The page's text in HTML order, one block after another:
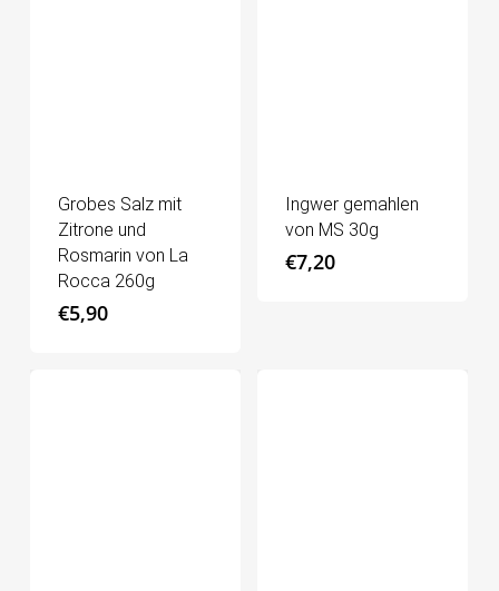
Grobes Salz mit
Zitrone und
Rosmarin von La
Rocca 260g
€5,90
Ingwer gemahlen
von MS 30g
€7,20